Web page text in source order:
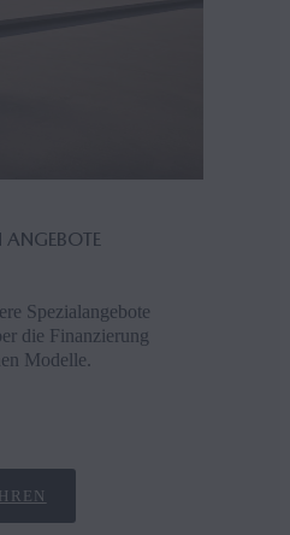
ANGEBOTE
Spezialangebote
die Finanzierung
Modelle.